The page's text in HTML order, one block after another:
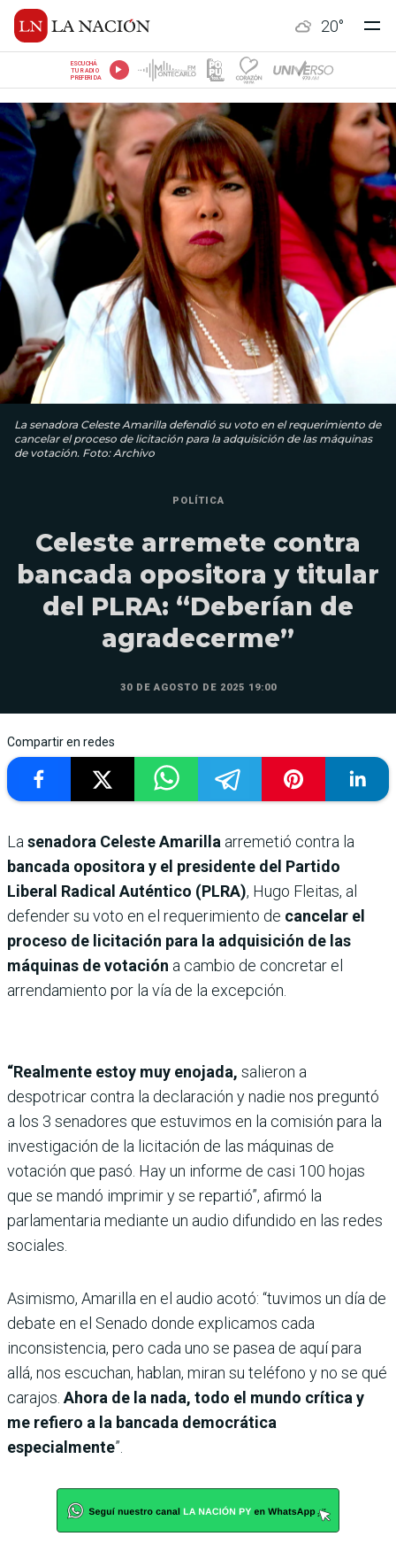
20°
ESCUCHÁ
TU RADIO
PREFERIDA
La senadora Celeste Amarilla defendió su voto en el requerimiento de
cancelar el proceso de licitación para la adquisición de las máquinas
de votación. Foto: Archivo
POLÍTICA
Celeste arremete contra
bancada opositora y titular
del PLRA: “Deberían de
agradecerme”
30 DE AGOSTO DE 2025 19:00
Compartir en redes
Lasenadora Celeste Amarilla arremetió contra la
bancada opositora y el presidente del Partido
Liberal Radical Auténtico (PLRA), Hugo Fleitas, al
defender su voto en el requerimiento de cancelar el
proceso de licitación para la adquisición de las
máquinas de votación a cambio de concretar el
arrendamiento por la vía de la excepción.
“Realmente estoy muy enojada, salieron a
despotricar contra la declaración y nadie nos preguntó
a los 3 senadores que estuvimos en la comisión para la
investigación de la licitación de las máquinas de
votación que pasó. Hay un informe de casi 100 hojas
que se mandó imprimir y se repartió”, afirmó la
parlamentaria mediante un audio difundido en las redes
sociales.
Asimismo, Amarilla en el audio acotó: “tuvimos un día de
debate en el Senado donde explicamos cada
inconsistencia, pero cada uno se pasea de aquí para
allá, nos escuchan, hablan, miran su teléfono y no se qué
carajos. Ahora de la nada, todo el mundo crítica y
me refiero a la bancada democrática
especialmente”.